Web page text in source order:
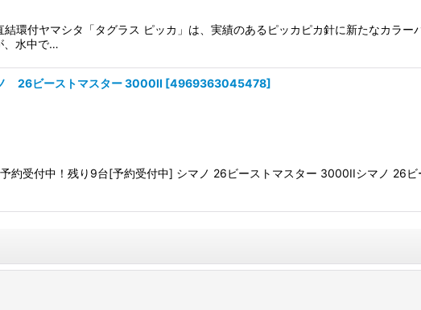
環付ヤマシタ「タグラス ピッカ」は、実績のあるピッカピカ針に新たなカラー
、水中で…
26ビーストマスター 3000II [4969363045478]
約受付中！残り9台[予約受付中] シマノ 26ビーストマスター 3000IIシマノ 26ビ